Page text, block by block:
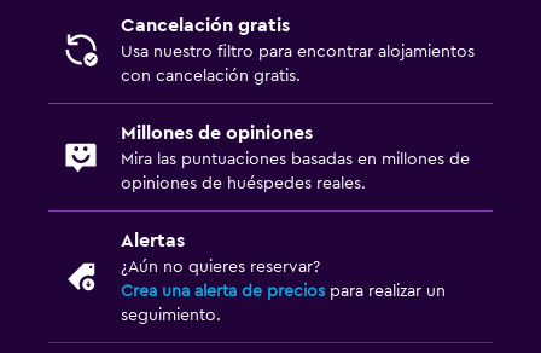
Cancelación gratis
Usa nuestro filtro para encontrar alojamientos
con cancelación gratis.
Millones de opiniones
Mira las puntuaciones basadas en millones de
opiniones de huéspedes reales.
Alertas
¿Aún no quieres reservar?
Crea una alerta de precios para realizar un
seguimiento.